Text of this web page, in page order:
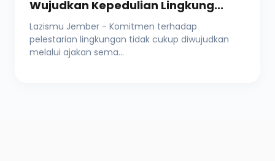
Wujudkan Kepedulian Lingkung...
Lazismu Jember - Komitmen terhadap
pelestarian lingkungan tidak cukup diwujudkan
melalui ajakan sema...